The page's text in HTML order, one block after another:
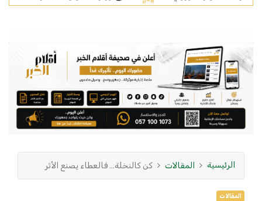
الرئيسية المقالات كن كالنخلة… فالعطاء يصنع الأثر
المقالات